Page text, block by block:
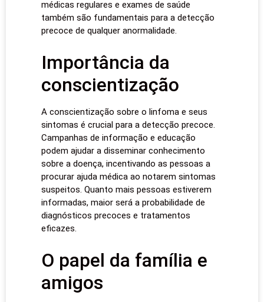
médicas regulares e exames de saúde
também são fundamentais para a detecção
precoce de qualquer anormalidade.
Importância da
conscientização
A conscientização sobre o linfoma e seus
sintomas é crucial para a detecção precoce.
Campanhas de informação e educação
podem ajudar a disseminar conhecimento
sobre a doença, incentivando as pessoas a
procurar ajuda médica ao notarem sintomas
suspeitos. Quanto mais pessoas estiverem
informadas, maior será a probabilidade de
diagnósticos precoces e tratamentos
eficazes.
O papel da família e
amigos